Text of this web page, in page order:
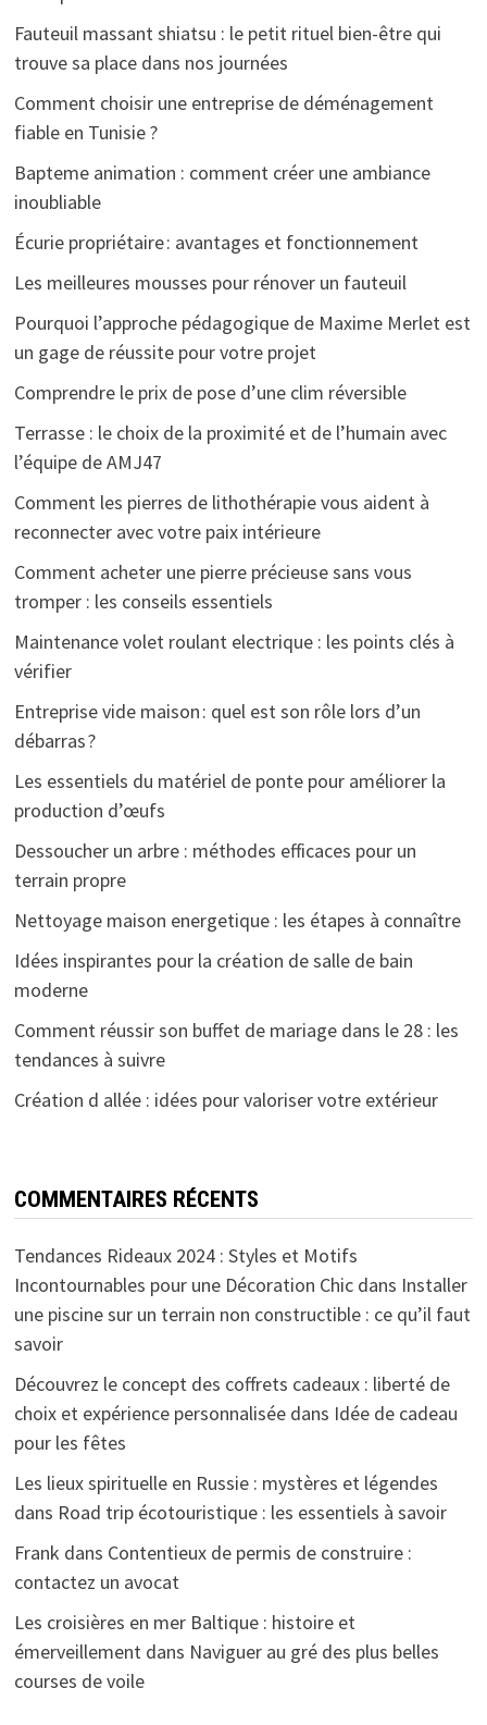
Fauteuil massant shiatsu : le petit rituel bien-être qui
trouve sa place dans nos journées
Comment choisir une entreprise de déménagement
fiable en Tunisie ?
Bapteme animation : comment créer une ambiance
inoubliable
Écurie propriétaire : avantages et fonctionnement
Les meilleures mousses pour rénover un fauteuil
Pourquoi l’approche pédagogique de Maxime Merlet est
un gage de réussite pour votre projet
Comprendre le prix de pose d’une clim réversible
Terrasse : le choix de la proximité et de l’humain avec
l’équipe de AMJ47
Comment les pierres de lithothérapie vous aident à
reconnecter avec votre paix intérieure
Comment acheter une pierre précieuse sans vous
tromper : les conseils essentiels
Maintenance volet roulant electrique : les points clés à
vérifier
Entreprise vide maison : quel est son rôle lors d’un
débarras ?
Les essentiels du matériel de ponte pour améliorer la
production d’œufs
Dessoucher un arbre : méthodes efficaces pour un
terrain propre
Nettoyage maison energetique : les étapes à connaître
Idées inspirantes pour la création de salle de bain
moderne
Comment réussir son buffet de mariage dans le 28 : les
tendances à suivre
Création d allée : idées pour valoriser votre extérieur
COMMENTAIRES RÉCENTS
Tendances Rideaux 2024 : Styles et Motifs
Incontournables pour une Décoration Chicdans Installer
une piscine sur un terrain non constructible : ce qu’il faut
savoir
Découvrez le concept des coffrets cadeaux : liberté de
choix et expérience personnaliséedans Idée de cadeau
pour les fêtes
Les lieux spirituelle en Russie : mystères et légendes
dans Road trip écotouristique : les essentiels à savoir
Frank dans Contentieux de permis de construire :
contactez un avocat
Les croisières en mer Baltique : histoire et
émerveillementdans Naviguer au gré des plus belles
courses de voile